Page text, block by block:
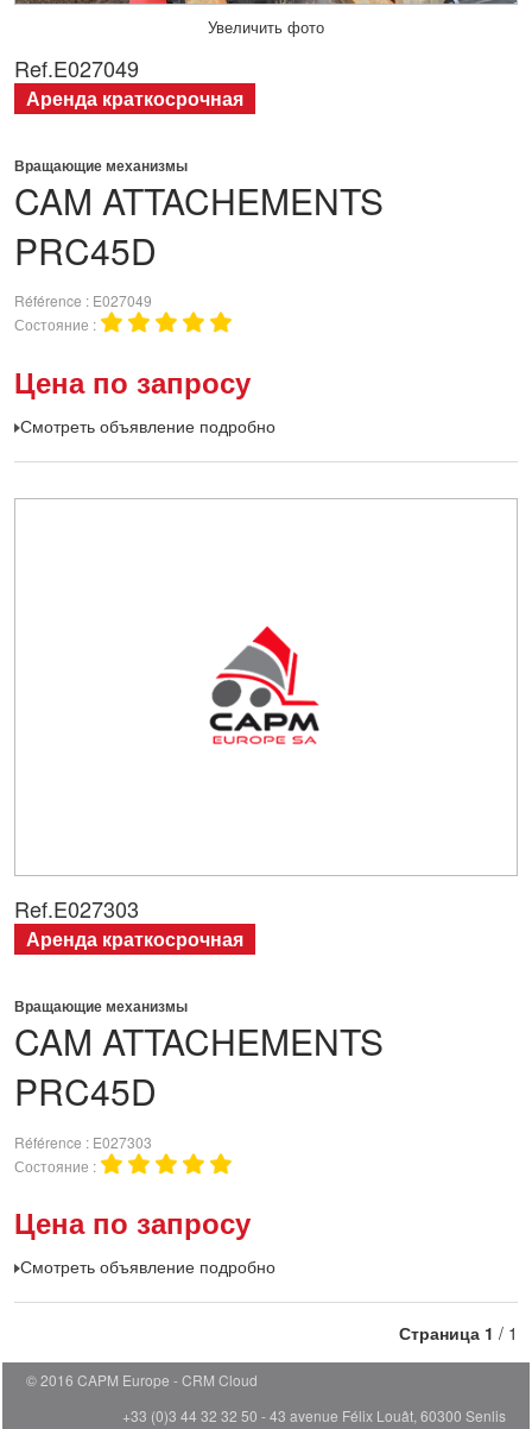
Увеличить фото
CAM ATTACHEMENTS
PRC45D
Вращающие механизмы
Référence
E027049
Состояние
Цена по запросу
Смотреть объявление подробно
Ref.E027049
Аренда краткосрочная
CAM ATTACHEMENTS
PRC45D
Вращающие механизмы
Référence
E027303
Состояние
Цена по запросу
Смотреть объявление подробно
Ref.E027303
Аренда краткосрочная
Страница 1 / 1
© 2016 CAPM Europe
CRM Cloud
+33 (0)3 44 32 32 50 - 43 avenue Félix Louât, 60300 Senlis